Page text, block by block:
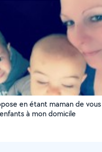
en étant maman de vous
à mon domicile